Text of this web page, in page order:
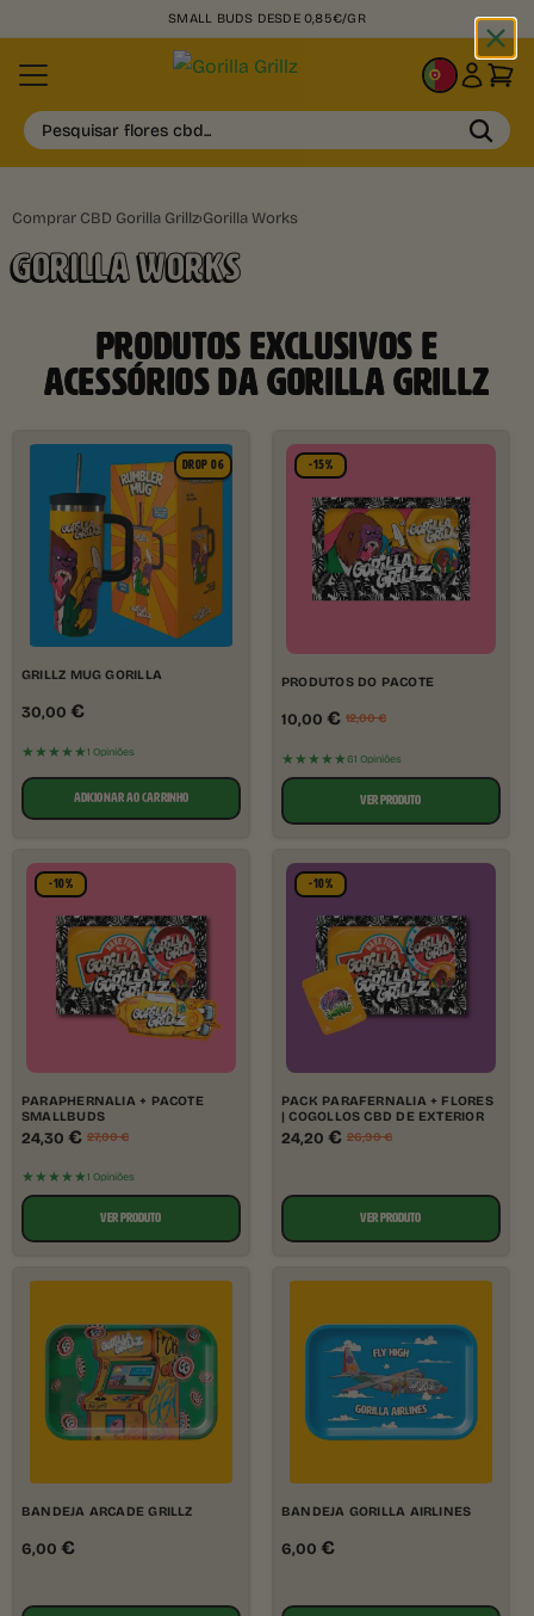
+50.000 CLIENTES SATISFEITOS
PT
Pesquisar flores cbd...
Comprar CBD Gorilla Grillz›Gorilla Works
GORILLA WORKS​
PRODUTOS EXCLUSIVOS E
ACESSÓRIOS DA GORILLA GRILLZ
DROP 06
GRILLZ MUG GORILLA
30,00 €
★★★★★1 Opiniões
ADICIONAR AO CARRINHO
-15%
PRODUTOS DO PACOTE
10,00 € 12,00€
★★★★★61 Opiniões
VER PRODUTO
-10%
PARAPHERNALIA + PACOTE
SMALLBUDS
24,30 € 27,00€
★★★★★1 Opiniões
VER PRODUTO
-10%
PACK PARAFERNALIA + FLORES
| COGOLLOS CBD DE EXTERIOR
24,20 € 26,90€
VER PRODUTO
BANDEJA ARCADE GRILLZ
6,00 €
BANDEJA GORILLA AIRLINES
6,00 €